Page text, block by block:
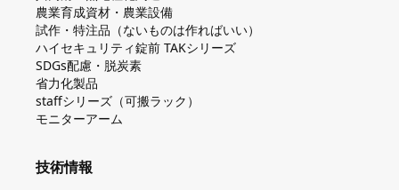
農業育成資材・農業設備
試作・特注品（ないものは作ればいい）
ハイセキュリティ錠前 TAKシリーズ
SDGs配慮・脱炭素
省力化製品
staffシリーズ（可搬ラック）
モニターアーム
技術情報